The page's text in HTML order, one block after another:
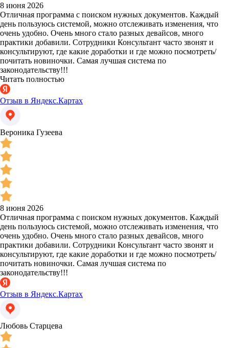
8 июня 2026
Отличная программа с поиском нужных документов. Каждый
день пользуюсь системой, можно отслеживать изменения, что
очень удобно. Очень много стало разных девайсов, много
практики добавили. Сотрудники Консультант часто звонят и
консультируют, где какие доработки и где можно посмотреть/
почитать новиночки. Самая лучшая система по
законодательству!!!
Читать полностью
Отзыв в Яндекс.Картах
Вероника Гузеева
8 июня 2026
Отличная программа с поиском нужных документов. Каждый
день пользуюсь системой, можно отслеживать изменения, что
очень удобно. Очень много стало разных девайсов, много
практики добавили. Сотрудники Консультант часто звонят и
консультируют, где какие доработки и где можно посмотреть/
почитать новиночки. Самая лучшая система по
законодательству!!!
Отзыв в Яндекс.Картах
Любовь Старцева